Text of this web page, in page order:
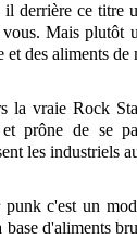
derrière ce titre
vous. Mais plutôt
et des aliments
la vraie Rock
et prône de se
les industriels
c'est un
base d'aliments